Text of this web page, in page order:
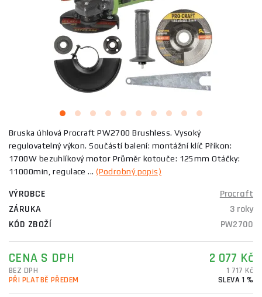
Bruska úhlová Procraft PW2700 Brushless. Vysoký
regulovatelný výkon. Součástí balení: montážní klíč Příkon:
1700W bezuhlíkový motor Průměr kotouče: 125mm Otáčky:
11000min, regulace ...(Podrobný popis)
VÝROBCE
Procraft
ZÁRUKA
3 roky
KÓD ZBOŽÍ
PW2700
CENA S DPH 2 077 Kč
BEZ DPH
1 717 Kč
PŘI PLATBĚ PŘEDEM
SLEVA 1 %